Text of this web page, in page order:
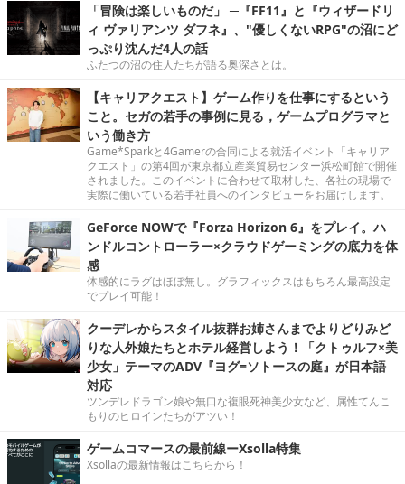
「冒険は楽しいものだ」 ─『FF11』と『ウィザードリ
ィ ヴァリアンツ ダフネ』、"優しくないRPG"の沼にど
っぷり沈んだ4人の話
ふたつの沼の住人たちが語る奥深さとは。
【キャリアクエスト】ゲーム作りを仕事にするという
こと。セガの若手の事例に見る，ゲームプログラマと
いう働き方
Game*Sparkと4Gamerの合同による就活イベント「キャリア
クエスト」の第4回が東京都立産業貿易センター浜松町館で開催
されました。このイベントに合わせて取材した、各社の現場で
実際に働いている若手社員へのインタビューをお届けします。
GeForce NOWで『Forza Horizon 6』をプレイ。ハ
ンドルコントローラー×クラウドゲーミングの底力を体
感
体感的にラグはほぼ無し。グラフィックスはもちろん最高設定
でプレイ可能！
クーデレからスタイル抜群お姉さんまでよりどりみど
りな人外娘たちとホテル経営しよう！「クトゥルフ×美
少女」テーマのADV『ヨグ=ソトースの庭』が日本語
対応
ツンデレドラゴン娘や無口な複眼死神美少女など、属性てんこ
もりのヒロインたちがアツい！
ゲームコマースの最前線ーXsolla特集
Xsollaの最新情報はこちらから！